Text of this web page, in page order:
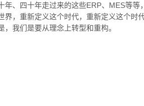
年、四十年走过来的这些ERP、MES等
界，重新定义这个时代，重新定义这个
，我们是要从理念上转型和重构。